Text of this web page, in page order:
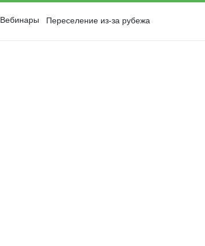
Вебинары Переселение из-за рубежа